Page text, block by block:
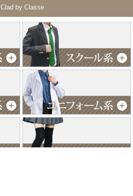
Clad by Classe